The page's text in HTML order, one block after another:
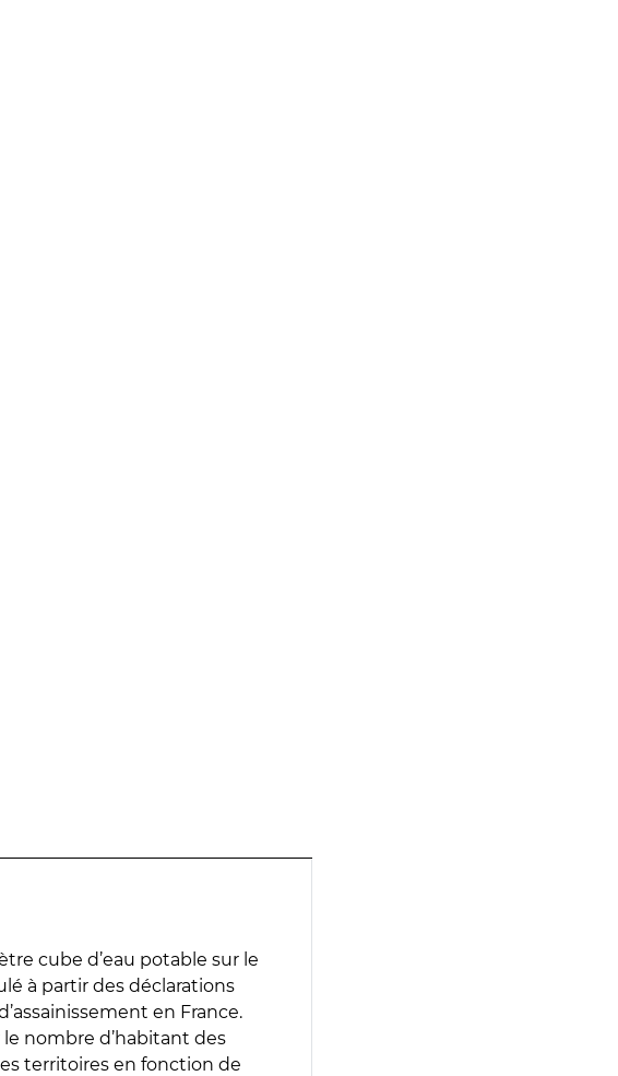
cube d’eau potable sur le
à partir des déclarations
en France.
nombre d’habitant des
territoires en fonction de